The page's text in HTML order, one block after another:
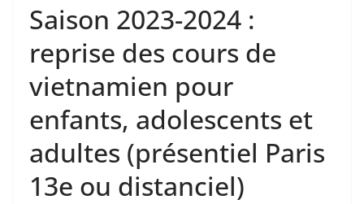
Saison 2023-2024 :
reprise des cours de
vietnamien pour
enfants, adolescents et
adultes (présentiel Paris
13e ou distanciel)